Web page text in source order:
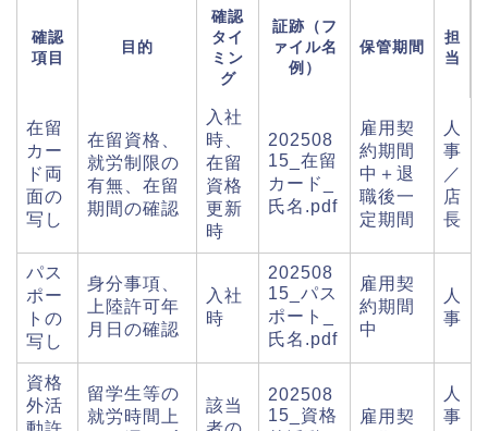
確認
項目
目的
確認
タイ
ミン
グ
証跡（フ
ァイル名
例）
保管期間
担
当
在留
カー
ド両
面の
写し
在留資格、
就労制限の
有無、在留
期間の確認
入社
時、
在留
資格
更新
時
202508
15_在留
カード_
氏名.pdf
雇用契
約期間
中＋退
職後一
定期間
人
事
／
店
長
パス
ポー
トの
写し
身分事項、
上陸許可年
月日の確認
入社
時
202508
15_パス
ポート_
氏名.pdf
雇用契
約期間
中
人
事
資格
外活
留学生等の
就労時間上
該当
202508
15_資格
雇用契
人
事